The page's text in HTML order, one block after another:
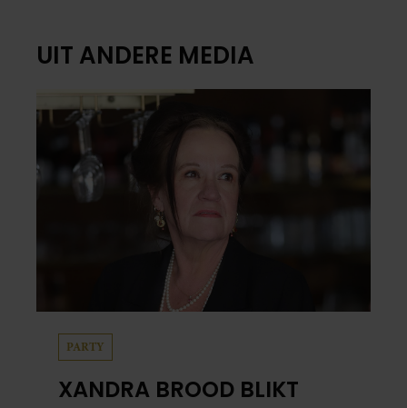
UIT ANDERE MEDIA
PARTY
XANDRA BROOD BLIKT